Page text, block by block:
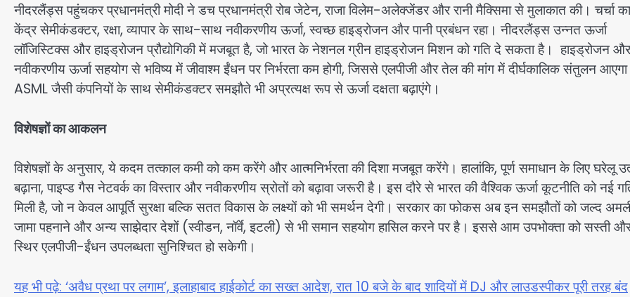
नीदरलैंड्स पहुंचकर प्रधानमंत्री मोदी ने डच प्रधानमंत्री रोब जेटेन, राजा विलेम-अलेक्जेंडर और रानी मैक्सिमा से मुलाकात की। चर्चा का
केंद्र सेमीकंडक्टर, रक्षा, व्यापार के साथ-साथ नवीकरणीय ऊर्जा, स्वच्छ हाइड्रोजन और पानी प्रबंधन रहा। नीदरलैंड्स उन्नत ऊर्जा
लॉजिस्टिक्स और हाइड्रोजन प्रौद्योगिकी में मजबूत है, जो भारत के नेशनल ग्रीन हाइड्रोजन मिशन को गति दे सकता है। हाइड्रोजन और
नवीकरणीय ऊर्जा सहयोग से भविष्य में जीवाश्म ईंधन पर निर्भरता कम होगी, जिससे एलपीजी और तेल की मांग में दीर्घकालिक संतुलन
ASML जैसी कंपनियों के साथ सेमीकंडक्टर समझौते भी अप्रत्यक्ष रूप से ऊर्जा दक्षता बढ़ाएंगे।
विशेषज्ञों का आकलन
विशेषज्ञों के अनुसार, ये कदम तत्काल कमी को कम करेंगे और आत्मनिर्भरता की दिशा मजबूत करेंगे। हालांकि, पूर्ण समाधान के लिए घरेलू
बढ़ाना, पाइप्ड गैस नेटवर्क का विस्तार और नवीकरणीय स्रोतों को बढ़ावा जरूरी है। इस दौरे से भारत की वैश्विक ऊर्जा कूटनीति को नई
मिली है, जो न केवल आपूर्ति सुरक्षा बल्कि सतत विकास के लक्ष्यों को भी समर्थन देगी। सरकार का फोकस अब इन समझौतों को जल्द
जामा पहनाने और अन्य साझेदार देशों (स्वीडन, नॉर्वे, इटली) से भी समान सहयोग हासिल करने पर है। इससे आम उपभोक्ता को सस्ती
स्थिर एलपीजी-ईंधन उपलब्धता सुनिश्चित हो सकेगी।
यह भी पढ़े: ‘अवैध प्रथा पर लगाम’, इलाहाबाद हाईकोर्ट का सख्त आदेश, रात 10 बजे के बाद शादियों में DJ और लाउडस्पीकर पूरी तरह बंद